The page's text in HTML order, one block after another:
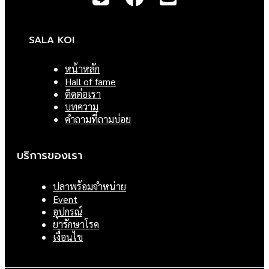
SALA KOI
หน้าหลัก
Hall of fame
ติดต่อเรา
บทความ
คำถามที่ถามบ่อย
บริการของเรา
ปลาพร้อมจำหน่าย
Event
อุปกรณ์
ยารักษาโรค
เงื่อนไข